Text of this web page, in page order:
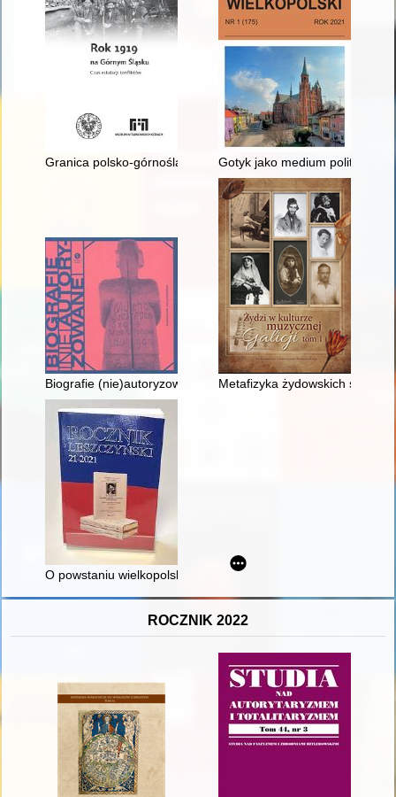
Granica polsko-górnośląska w 1919 rokuGotyk jako medium polityki
Biografie (nie)autoryzowane = Biographies (un)authorized
Metafizyka żydowskich
O powstaniu wielkopolskim w jego setną rocznicę - recenzja]
ROCZNIK 2022